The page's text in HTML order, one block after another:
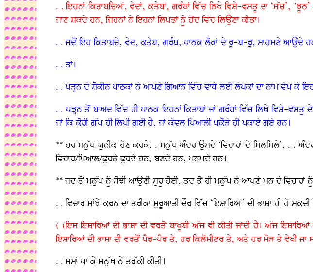
. . ਇਹਨਾਂ ਕਿਤਾਬਚਿਆਂ, ਵੇਦਾਂ, ਕਤੇਬਾਂ, ਗਰੰਥਾਂ ਵਿੱਚ ਲਿਖੇ ਵਿਸ਼ੇ-ਵਸਤੂ ਦਾ ‘ਸੱਚ’,
ਜਾਣ ਸਕਦੇ ਹਨ, ਜਿਹਨਾਂ ਨੇ ਇਹਨਾਂ ਲਿਖਤਾਂ ਨੂੰ ਹੋਂਦ ਵਿੱਚ ਲਿਉਂਣਾ ਕੀਤਾ।
. . ਜਦੋਂ ਇਹ ਕਿਤਾਬਚੇ, ਵੇਦ, ਕਤੇਬ, ਗਰੰਥ, ਪਾਠਕ ਲੋਕਾਂ ਦੇ ਰੂ-ਬ-ਰੂ, ਸਾਹਮਣੇ ਆਉਂਦੇ
. . ਤਾਂ।
. . ਪੜ੍ਹਨ ਦੇ ਸ਼ੋਕੀਨ ਪਾਠਕਾਂ ਨੇ ਆਪਣੇ ਗਿਆਨ ਵਿੱਚ ਵਾਧੇ ਲਈ ਲੇਖਕਾਂ ਦਾ ਨਾਮ ਵੇਖ ਕੇ
. . ਪੜ੍ਹਨ ਤੋਂ ਬਾਅਦ ਵਿੱਚ ਹੀ ਪਾਠਕ ਇਹਨਾਂ ਕਿਤਾਬਾਂ ਜਾਂ ਗਰੰਥਾਂ ਵਿੱਚ ਲਿਖੇ ਵਿਸ਼ੇ-
ਜਾਂ ਕਿ ਕੋਰੀ ਗੱਪ ਹੀ ਲਿਖੀ ਗਈ ਹੈ, ਜਾਂ ਕੇਵਲ ਖਿਆਲੀ ਪਕੌੜੇ ਹੀ ਪਕਾਏ ਗਏ ਹਨ।
** ਹਰ ਮਨੁੱਖ ਯੁਨੀਕ ਹੋਣ ਕਰਕੇ. . ਮਨੁੱਖ ਅੰਦਰ ਉਸਦੇ ‘ਵਿਚਾਰਾਂ ਦੇ ਸਿਲਸਿਲੇ’, . .
ਵਿਚਾਰ/ਖਿਆਲ/ਫੁਰਨੇ ਫੁਰਦੇ ਹਨ, ਬਣਦੇ ਹਨ, ਪਨਪਦੇ ਹਨ।
** ਜਦ ਤੋਂ ਮਨੁੱਖ ਨੂੰ ਸੋਝੀ ਆਉਂਣੀ ਸੁਰੂ ਹੋਈ, ਤਦ ਤੋਂ ਹੀ ਮਨੁੱਖ ਨੇ ਆਪਣੇ ਮਨ ਦੇ ਵਿਚਾਰਾਂ ਨੂੰ
. . ਵਿਚਾਰ ਸਾਂਝੇਂ ਕਰਨ ਦਾ ਤਰੀਕਾ ਸੁਰੂਆਤੀ ਦੌਰ ਵਿੱਚ ‘ਇਸ਼ਾਰਿਆਂ’ ਦੀ ਭਾਸ਼ਾ ਹੀ ਹੋ
( (ਇਸ ਇਸ਼ਾਰਿਆਂ ਦੀ ਭਾਸ਼ਾ ਦੀ ਵਰਤੋਂ ਬਾਖੂਬੀ ਅੱਜ ਵੀ ਕੀਤੀ ਜਾਂਦੀ ਹੈ। ਅੱਜ
ਇਸ਼ਾਰਿਆਂ ਦੀ ਭਾਸ਼ਾ ਦੀ ਵਰਤੋਂ ਪੈਰ-ਪੈਰ ਤੇ, ਹਰ ਕਿਲੋਮੀਟਰ ਤੇ, ਅਤੇ ਹਰ ਮੋੜ ਤੇ ਵੇਖੀ ਜਾ
. . ਸਮਾਂ ਪਾ ਕੇ ਮਨੁੱਖ ਨੇ ਤਰੱਕੀ ਕੀਤੀ।